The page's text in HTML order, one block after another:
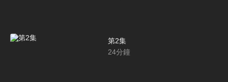
第2集
24分鐘